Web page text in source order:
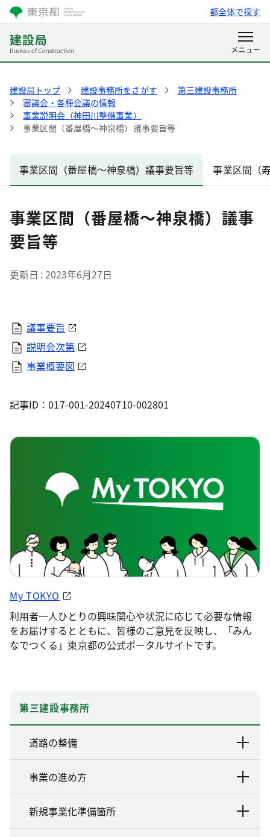
都全体で探す
建設局トップ 建設事務所をさがす
第三建設事務所
審議会・各種会議の情報
事業説明会（神田川整備事業）
事業区間（番屋橋～神泉橋）議事要旨等
事業区間（番屋橋～神泉橋）議事要旨等 事業区間（
事業区間（番屋橋～神泉橋）議事
要旨等
更新日 2023年6月27日
議事要旨
説明会次第
事業概要図
記事ID：017-001-20240710-002801
My TOKYO
利用者一人ひとりの興味関心や状況に応じて必要な情報
をお届けするとともに、皆様のご意見を反映し、「みん
なでつくる」東京都の公式ポータルサイトです。
第三建設事務所
道路の整備
事業の進め方
新規事業化準備箇所